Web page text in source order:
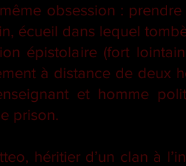
obsession :
écueil dans lequel
épistolaire (fort
à distance de deux
et homme
prison.
héritier d’un clan à